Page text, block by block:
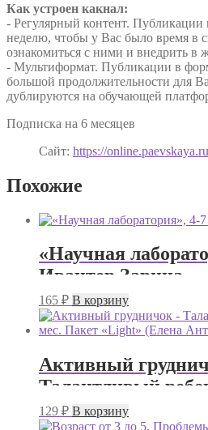
Как устроен какнал:
- Регулярный контент. Публикации
неделю, чтобы у Вас было время в
ознакомиться с ними и внедрить в
- Мультиформат. Публикации в
большой продолжительности для
дублируются на обучающей
Подписка на 6 месяцев
Сайт: https://
Похожие
«Научная
Ивантер Зарина
165 ₽ В корзину
Активный
Талантливый
Пакет «Light»
129 ₽ В корзину